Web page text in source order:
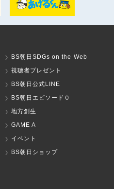
BS朝日SDGs on the Web
視聴者プレゼント
BS朝日公式LINE
BS朝日エピソード０
地方創生
GAME A
イベント
BS朝日ショップ